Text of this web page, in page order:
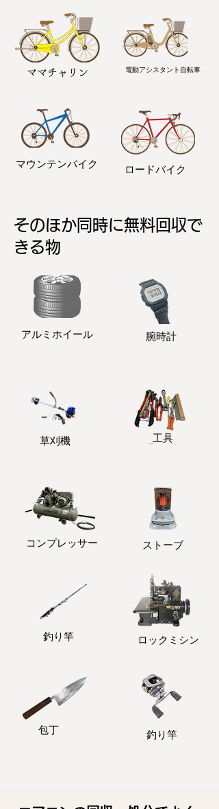
ママチャリン 電動アシスタント自転車
マウンテンバイク ロードバイク
そのほか同時に無料回収で
きる物
アルミホイール ​腕時計
​草刈機 ​工具
コンプレッサー ストーブ
釣り竿 ロックミシン
包丁 釣り竿